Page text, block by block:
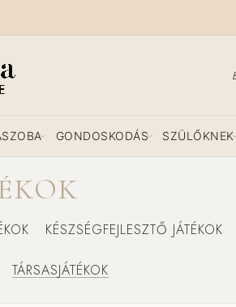
GONDOSKODÁS SZÜLŐKNEK
KÉSZSÉGFEJLESZTŐ JÁTÉKOK
TÁRSASJÁTÉKOK